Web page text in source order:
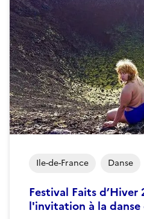
Festival Faits d’Hiver
l'invitation à la
Ile-de-France Danse